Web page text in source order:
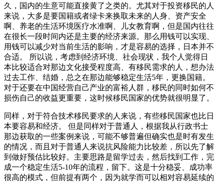
久，国内的生意可能直接黄了之类的。尤其对于投资移民的人
来说，大多是要国籍或者绿卡来换取未来的人身、资产安全
啊、养老的生活环境医疗水准啊、儿女教育啊，但是国内往往
在很长一段时间内还是主要的经济来源。那么用钱可以实现、
用钱可以减少对当前生活的影响，才是容易的选择，日本并不
合适。 所以说，考虑到经济环境、社会现状，我个人觉得日
本比较适合对那边文化接受程度高、有移民需求的人，想办法
过去工作、结婚，总之在那边能够稳定生活5年，更换国籍。
对于还要在中国经营自己产业的富裕人群，移民的同时如何不
损伤自己的收益更重要，这时候移民国家的优势就很明显了。
同样，对于符合技术移民要求的人来说，有些移民国家也比日
本要容易和经济。 但是同样对于普通人，根据我从行政书士
那边获取的一些案例来说，可能不够普遍但确实也是时有发生
的情况，而且对于普通人来说抗风险能力比较差，所以先了解
到做好预估比较好。主要思路是留学过去，然后找到工作，完
成一个稳定生活5-10年的流程，留下。这是十分稳妥、成功率
很高的模式，但前提有两个，因为就学而可以相对容易延续的